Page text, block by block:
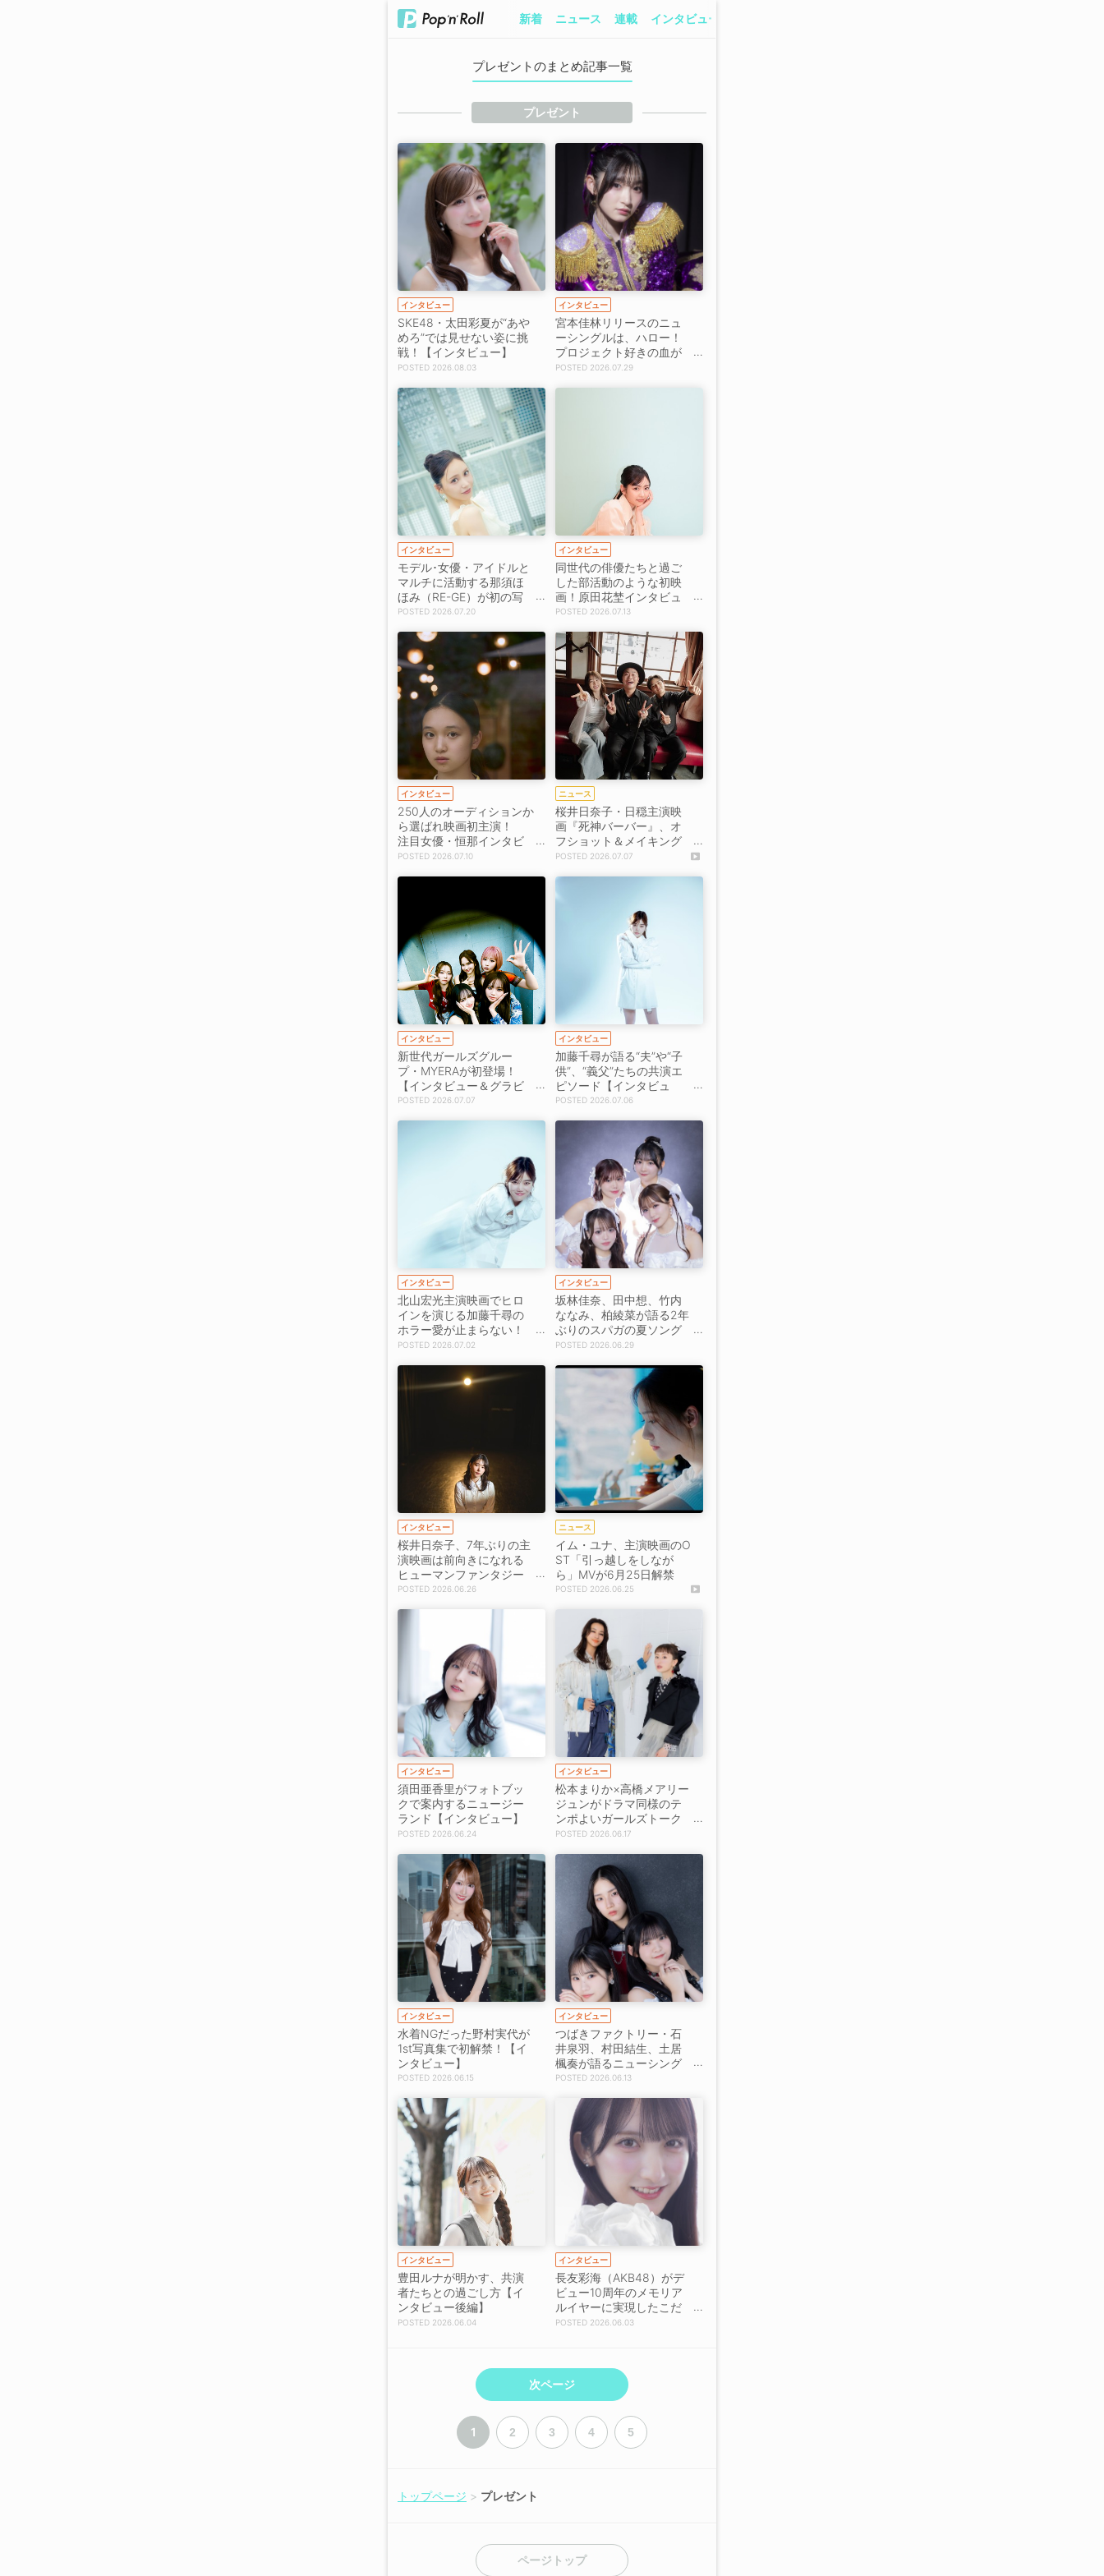
新着 ニュース 連載 インタビュー
プレゼントのまとめ記事一覧
プレゼント
インタビュー
SKE48・太田彩夏が“あや
めろ”では見せない姿に挑
戦！【インタビュー】
2026.08.03
インタビュー
宮本佳林リリースのニュ
ーシングルは、ハロー！
プロジェクト好きの血が
騒ぐこと間違いなし！
2026.07.29
インタビュー
モデル･女優・アイドルと
マルチに活動する那須ほ
ほみ（RE-GE）が初の写
真集をリリース【インタ
2026.07.20
インタビュー
同世代の俳優たちと過ご
した部活動のような初映
画！原田花埜インタビュ
ー
2026.07.13
インタビュー
250人のオーディションか
ら選ばれ映画初主演！
注目女優・恒那インタビ
ュー
2026.07.10
ニュース
桜井日奈子・日穏主演映
画『死神バーバー』、オ
フショット＆メイキング
映像を7月7日公開！
2026.07.07
インタビュー
新世代ガールズグルー
プ・MYERAが初登場！
【インタビュー＆グラビ
ア】
2026.07.07
インタビュー
加藤千尋が語る“夫”や“子
供”、“義父”たちの共演エ
ピソード【インタビュ
ー・後編】2026.07.06
インタビュー
北山宏光主演映画でヒロ
インを演じる加藤千尋の
ホラー愛が止まらない！
【インタビュー・前編】
2026.07.02
インタビュー
坂林佳奈、田中想、竹内
ななみ、柏綾菜が語る2年
ぶりのスパガの夏ソング
【インタビュー】
2026.06.29
インタビュー
桜井日奈子、7年ぶりの主
演映画は前向きになれる
ヒューマンファンタジー
【インタビュー】
2026.06.26
ニュース
イム・ユナ、主演映画のO
ST「引っ越しをしなが
ら」MVが6月25日解禁
2026.06.25
インタビュー
須田亜香里がフォトブッ
クで案内するニュージー
ランド【インタビュー】
2026.06.24
インタビュー
松本まりか×高橋メアリー
ジュンがドラマ同様のテ
ンポよいガールズトーク
を展開【インタビュー】
2026.06.17
インタビュー
水着NGだった野村実代が
1st写真集で初解禁！【イ
ンタビュー】
2026.06.15
インタビュー
つばきファクトリー・石
井泉羽、村田結生、土居
楓奏が語るニューシング
ルの魅力【インタビュ
2026.06.13
インタビュー
豊田ルナが明かす、共演
者たちとの過ごし方【イ
ンタビュー後編】
2026.06.04
インタビュー
長友彩海（AKB48）がデ
ビュー10周年のメモリア
ルイヤーに実現したこだ
わりの写真集【インタビ
2026.06.03
次ページ
1 2 3 4 5
トップページ プレゼント
ページトップ